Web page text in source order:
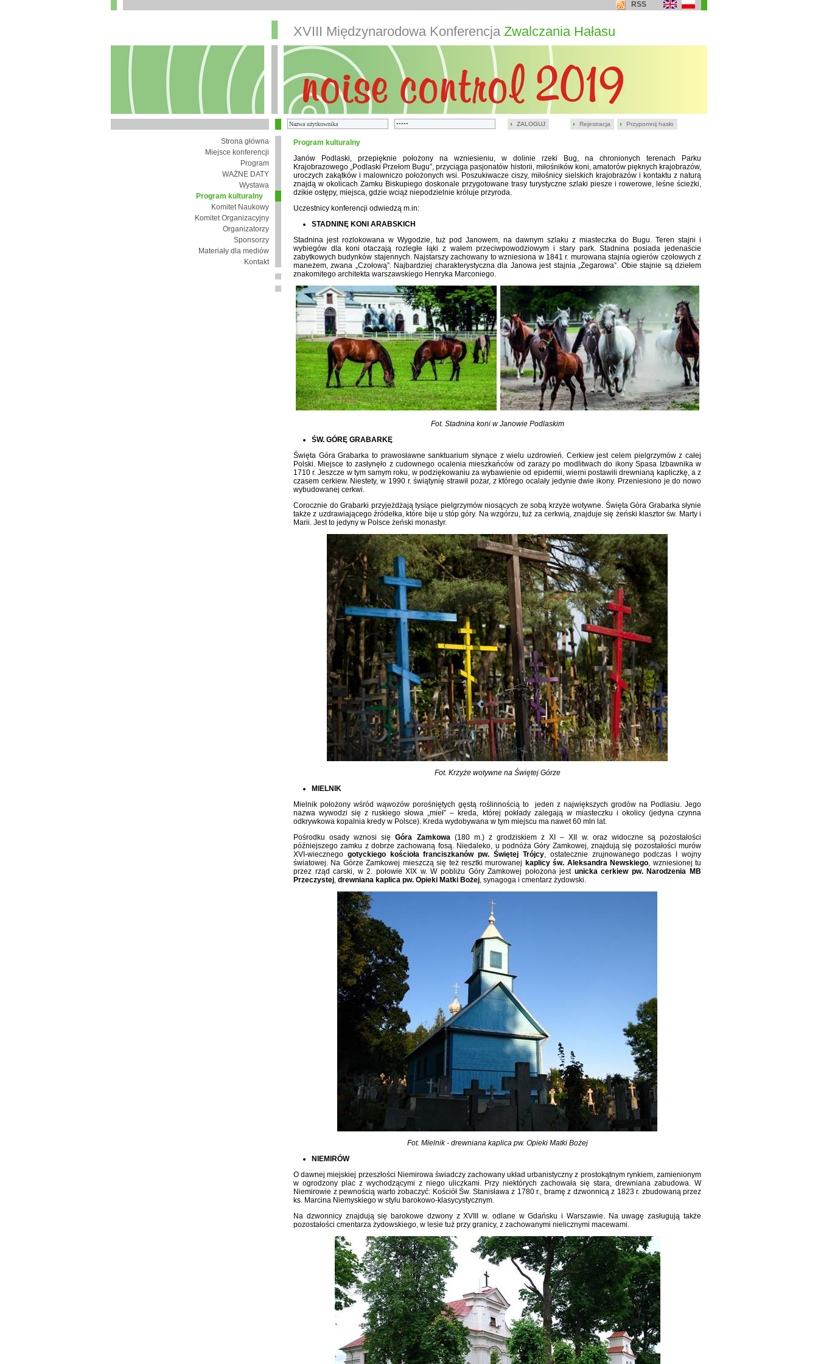
ZALOGUJ Rejestracja Przypomnij hasło
RSS
XVIII Międzynarodowa Konferencja Zwalczania Hałasu
Strona główna
Miejsce konferencji
Program
WAŻNE DATY
Wystawa
Program kulturalny
Komitet Naukowy
Komitet Organizacyjny
Organizatorzy
Sponsorzy
Materiały dla mediów
Kontakt
Program kulturalny
Janów Podlaski, przepięknie położony na wzniesieniu, w dolinie rzeki Bug, na chronionych terenach Parku
Krajobrazowego „Podlaski Przełom Bugu”, przyciąga pasjonatów historii, miłośników koni, amatorów pięknych krajobrazów,
uroczych zakątków i malowniczo położonych wsi. Poszukiwacze ciszy, miłośnicy sielskich krajobrazów i kontaktu z naturą
znajdą w okolicach Zamku Biskupiego doskonale przygotowane trasy turystyczne szlaki piesze i rowerowe, leśne ścieżki,
dzikie ostępy, miejsca, gdzie wciąż niepodzielnie króluje przyroda.
Uczestnicy konferencji odwiedzą m.in:
STADNINĘ KONI ARABSKICH
Stadnina jest rozlokowana w Wygodzie, tuż pod Janowem, na dawnym szlaku z miasteczka do Bugu. Teren stajni i
wybiegów dla koni otaczają rozległe łąki z wałem przeciwpowodziowym i stary park. Stadnina posiada jedenaście
zabytkowych budynków stajennych. Najstarszy zachowany to wzniesiona w 1841 r. murowana stajnia ogierów czołowych z
maneżem, zwana „Czołową”. Najbardziej charakterystyczna dla Janowa jest stajnia „Zegarowa”. Obie stajnie są dziełem
znakomitego architekta warszawskiego Henryka Marconiego.
Fot. Stadnina koni w Janowie Podlaskim
ŚW. GÓRĘ GRABARKĘ
Święta Góra Grabarka to prawosławne sanktuarium słynące z wielu uzdrowień. Cerkiew jest celem pielgrzymów z całej
Polski. Miejsce to zasłynęło z cudownego ocalenia mieszkańców od zarazy po modlitwach do ikony Spasa Izbawnika w
1710 r. Jeszcze w tym samym roku, w podziękowaniu za wybawienie od epidemii, wierni postawili drewnianą kapliczkę, a z
czasem cerkiew. Niestety, w 1990 r. świątynię strawił pożar, z którego ocalały jedynie dwie ikony. Przeniesiono je do nowo
wybudowanej cerkwi.
Corocznie do Grabarki przyjeżdżają tysiące pielgrzymów niosących ze sobą krzyże wotywne. Święta Góra Grabarka słynie
także z uzdrawiającego źródełka, które bije u stóp góry. Na wzgórzu, tuż za cerkwią, znajduje się żeński klasztor św. Marty i
Marii. Jest to jedyny w Polsce żeński monastyr.
Fot. Krzyże wotywne na Świętej Górze
MIELNIK
Mielnik położony wśród wąwozów porośniętych gęstą roślinnością to jeden z największych grodów na Podlasiu. Jego
nazwa wywodzi się z ruskiego słowa „mieł” – kreda, której pokłady zalegają w miasteczku i okolicy (jedyna czynna
odkrywkowa kopalnia kredy w Polsce). Kreda wydobywana w tym miejscu ma nawet 60 mln lat.
Pośrodku osady wznosi sięGóra Zamkowa(180 m.) z grodziskiem z XI – XII w. oraz widoczne są pozostałości
późniejszego zamku z dobrze zachowaną fosą. Niedaleko, u podnóża Góry Zamkowej, znajdują się pozostałości murów
XVI-wiecznego gotyckiego kościoła franciszkanów pw. Świętej Trójcy, ostatecznie zrujnowanego podczas I wojny
światowej. Na Górze Zamkowej mieszczą się też resztki murowanej kaplicy św. Aleksandra Newskiego, wzniesionej tu
przez rząd carski, w 2. połowie XIX w. W pobliżu Góry Zamkowej położona jest unicka cerkiew pw. Narodzenia MB
Przeczystej, drewniana kaplica pw. Opieki Matki Bożej, synagoga i cmentarz żydowski.
Fot. Mielnik - drewniana kaplica pw. Opieki Matki Bożej
NIEMIRÓW
O dawnej miejskiej przeszłości Niemirowa świadczy zachowany układ urbanistyczny z prostokątnym rynkiem, zamienionym
w ogrodzony plac z wychodzącymi z niego uliczkami. Przy niektórych zachowała się stara, drewniana zabudowa. W
Niemirowie z pewnością warto zobaczyć: Kościół Św. Stanisława z 1780 r., bramę z dzwonnicą z 1823 r. zbudowaną przez
ks. Marcina Niemyskiego w stylu barokowo-klasycystycznym.
Na dzwonnicy znajdują się barokowe dzwony z XVIII w. odlane w Gdańsku i Warszawie. Na uwagę zasługują także
pozostałości cmentarza żydowskiego, w lesie tuż przy granicy, z zachowanymi nielicznymi macewami.